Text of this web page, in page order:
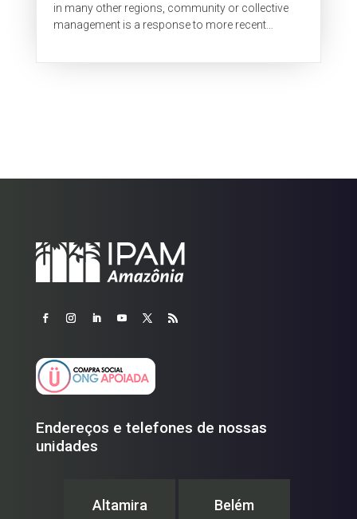
in many other regions, community or collective
management is a response to more recent
Endereços e telefones de nossas
unidades
Altamira Belém